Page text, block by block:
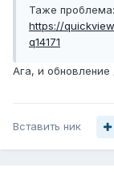
Таже проблема:
https://
q14171
Ага, и
Вставить ник